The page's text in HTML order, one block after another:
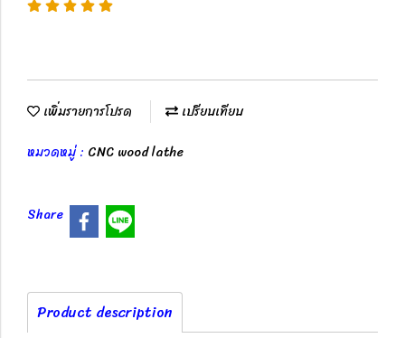
เพิ่มรายการโปรด
เปรียบเทียบ
หมวดหมู่ : CNC wood lathe
Share
Product description